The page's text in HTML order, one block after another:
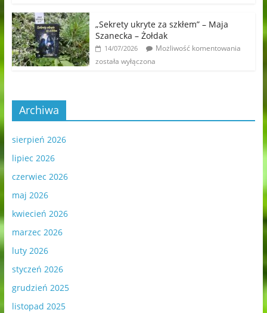
„Sekrety ukryte za szkłem” – Maja
Szanecka – Żołdak
14/07/2026
Możliwość komentowania
została wyłączona
Archiwa
sierpień 2026
lipiec 2026
czerwiec 2026
maj 2026
kwiecień 2026
marzec 2026
luty 2026
styczeń 2026
grudzień 2025
listopad 2025